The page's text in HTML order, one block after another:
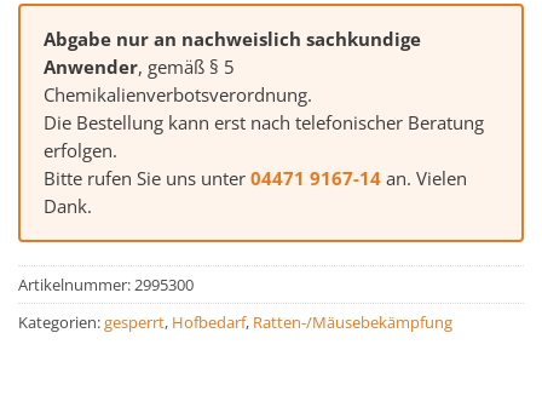
Abgabe nur an nachweislich sachkundige
Anwender, gemäß § 5
Chemikalienverbotsverordnung.
Die Bestellung kann erst nach telefonischer Beratung
erfolgen.
Bitte rufen Sie uns unter04471 9167-14 an. Vielen
Dank.
Artikelnummer:2995300
Kategorien:gesperrt, Hofbedarf, Ratten-/Mäusebekämpfung